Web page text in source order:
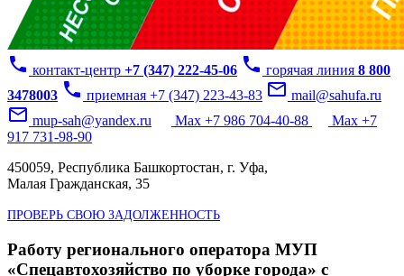
phone контакт-центр +7 (347) 222-45-06 phone горячая линия 8 800
3478003 phone приемная +7 (347) 223-43-83 mail_outline mail@sahufa.ru
mail_outline mup-sah@yandex.ru Max +7 986 704-40-88
Max +7
917 731-98-90
450059, Республика Башкортостан, г. Уфа,
Малая Гражданская, 35
ПРОВЕРЬ СВОЮ ЗАДОЛЖЕННОСТЬ
Работу регионального оператора МУП
«Спецавтохозяйство по уборке города» с